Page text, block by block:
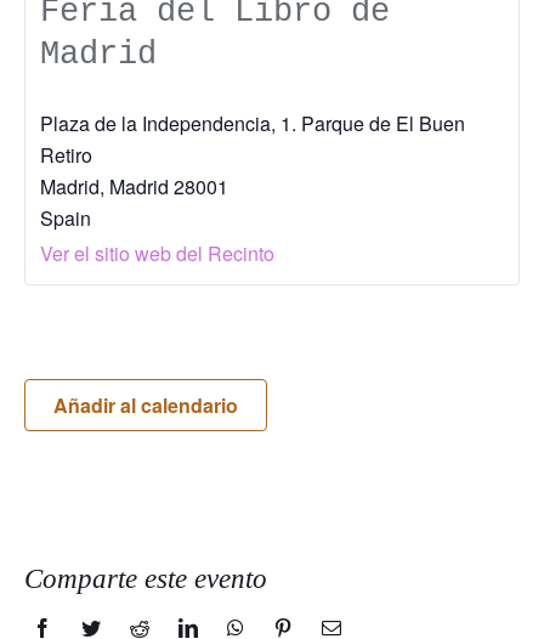
Feria del Libro de
Madrid
Plaza de la Independencia, 1. Parque de El Buen
Retiro
Madrid, Madrid 28001
Spain
Ver el sitio web del Recinto
Añadir al calendario
Comparte este evento
FacebookTwitterRedditLinkedInWhatsAppPinterestCorreo